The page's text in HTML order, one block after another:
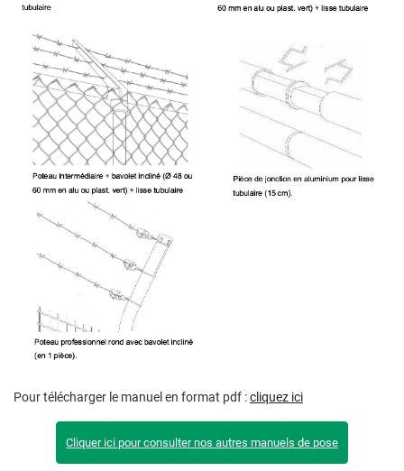
Pour télécharger le manuel en format pdf :cliquez ici
Cliquer ici pour consulter nos autres manuels de pose